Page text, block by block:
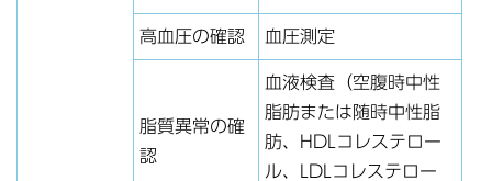
高血圧の確認 血圧測定
脂質異常の確
認
血液検査（空腹時中性
脂肪または随時中性脂
肪、HDLコレステロー
ル、LDLコレステロー